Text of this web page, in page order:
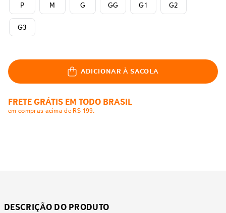
P G
M GG
G3
G2
G1
ADICIONAR À SACOLA
FRETE GRÁTIS EM TODO BRASIL
em compras acima de R$ 199.
DESCRIÇÃO DO PRODUTO